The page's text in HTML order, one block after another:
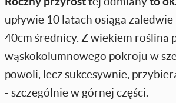
upływie 10 latach osiąga
40cm średnicy. Z wiekiem roślina
wąskokolumnowego pokroju w
powoli, lecz sukcesywnie,
- szczególnie w górnej części.